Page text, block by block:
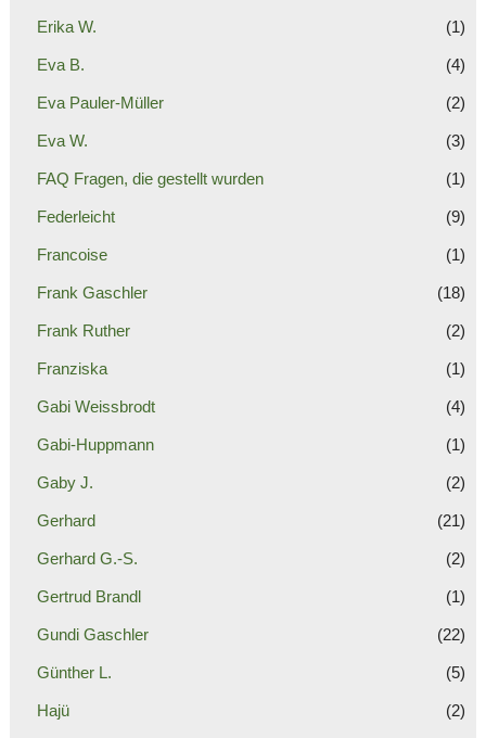
Erika W. (1)
Eva B. (4)
Eva Pauler-Müller (2)
Eva W. (3)
FAQ Fragen, die gestellt wurden (1)
Federleicht (9)
Francoise (1)
Frank Gaschler (18)
Frank Ruther (2)
Franziska (1)
Gabi Weissbrodt (4)
Gabi-Huppmann (1)
Gaby J. (2)
Gerhard (21)
Gerhard G.-S. (2)
Gertrud Brandl (1)
Gundi Gaschler (22)
Günther L. (5)
Hajü (2)